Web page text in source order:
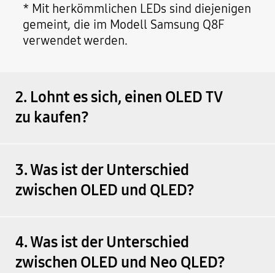
* Mit herkömmlichen LEDs sind diejenigen
gemeint, die im Modell Samsung Q8F
verwendet werden.
2. Lohnt es sich, einen OLED TV
zu kaufen?
3. Was ist der Unterschied
zwischen OLED und QLED?
4. Was ist der Unterschied
zwischen OLED und Neo QLED?